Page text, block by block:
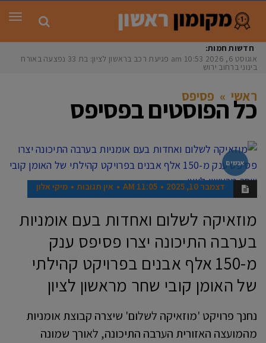
חדשות חמות:
אוגוסט 6, 2026
10:53 am פגיעת רכב בראשון לציון: בת 33 נפצעה באורח
בינוני ברחוב ירושל
ראשי » פסיפס
כל הפוסטים בפסיפס
אנשים
דצמבר 10, 2025 11:05 AM אין תגובות מיקי אלון
מוזאיקה לשלום ואחדות בעם אומניות
בערבה התיכונה יצרו פסיפס ענק
מ-150 אלף אבנים בפרויקט קהילתי
של האומן קובי שחר מראשון לציון
נחנך פרויקט 'מוזאיקה לשלום' שיצרה קבוצת אומניות
מהמועצה האזורית הערבה התיכונה, לאורך שמונה